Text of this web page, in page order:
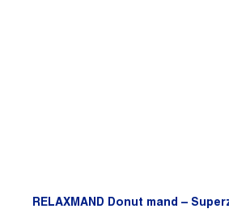
RELAXMAND Donut mand –